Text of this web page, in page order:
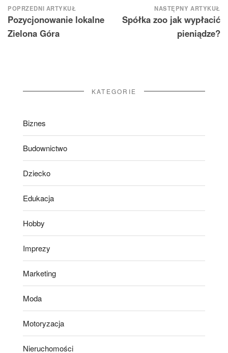
Nawigacja
wpisu
POPRZEDNI ARTYKUŁ
Pozycjonowanie lokalne
Zielona Góra
NASTĘPNY ARTYKUŁ
Spółka zoo jak wypłacić
pieniądze?
KATEGORIE
Biznes
Budownictwo
Dziecko
Edukacja
Hobby
Imprezy
Marketing
Moda
Motoryzacja
Nieruchomości